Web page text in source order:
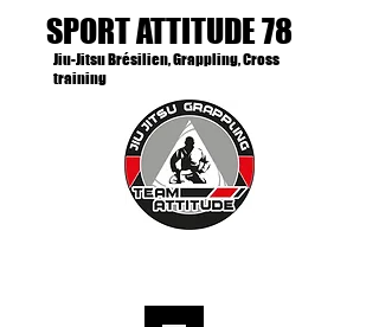
SPORT ATTITUDE 78
Jiu-Jitsu Brésilien, Grappling, Cross
training